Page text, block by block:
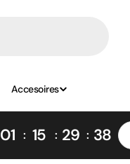
Accesoires
01 15 29 38